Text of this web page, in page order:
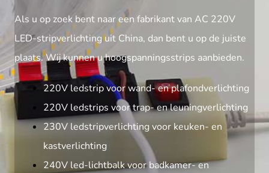
Als u op zoek bent naar een fabrikant van AC 220V
LED-stripverlichting uit China, dan bent u op de juiste
plaats. Wij kunnen u hoogspanningsstrips aanbieden.
220V ledstrip voor wand- en plafondverlichting
220V ledstrips voor trap- en leuningverlichting
230V ledstripverlichting voor keuken- en
kastverlichting
240V led-lichtbalk voor badkamer- en